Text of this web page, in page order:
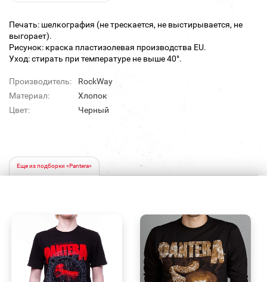
Печать: шелкография (не трескается, не выстирывается, не
выгорает).
Рисунок: краска пластизолевая производства EU.
Уход: стирать при температуре не выше 40°.
Производитель:
RockWay
Материал:
Хлопок
Цвет:
Черный
Еще из подборки «Pantera»